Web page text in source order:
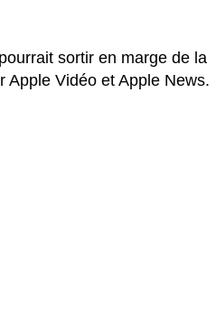
sortir en marge de la
Apple Vidéo et Apple News.